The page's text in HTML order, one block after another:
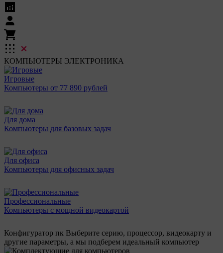
КОМПЬЮТЕРЫ ЭЛЕКТРОНИКА
Игровые
Компьютеры от 77 890 рублей
Для дома
Компьютеры для базовых задач
Для офиса
Компьютеры для офисных задач
Профессиональные
Компьютеры с мощной видеокартой
Конфигуратор пк Выберите серию, процессор, видеокарту и
другие параметры, а мы подберем идеальный компьютер